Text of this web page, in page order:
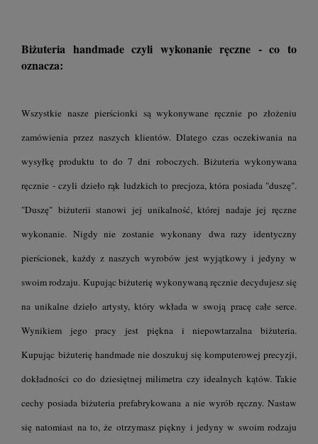
Biżuteria handmade czyli wykonanie ręczne - co to
oznacza:
Wszystkie nasze pierścionki są wykonywane ręcznie po złożeniu
zamówienia przez naszych klientów. Dlatego czas oczekiwania na
wysyłkę produktu to do 7 dni roboczych. Biżuteria wykonywana
ręcznie - czyli dzieło rąk ludzkich to precjoza, która posiada "duszę".
"Duszę" biżuterii stanowi jej unikalność, której nadaje jej ręczne
wykonanie. Nigdy nie zostanie wykonany dwa razy identyczny
pierścionek, każdy z naszych wyrobów jest wyjątkowy i jedyny w
swoim rodzaju. Kupując biżuterię wykonywaną ręcznie decydujesz się
na unikalne dzieło artysty, który wkłada w swoją pracę całe serce.
Wynikiem jego pracy jest piękna i niepowtarzalna biżuteria.
Kupując biżuterię handmade nie doszukuj się komputerowej precyzji,
dokładności co do dziesiętnej milimetra czy idealnych kątów. Takie
cechy posiada biżuteria prefabrykowana a nie wyrób ręczny. Nastaw
się natomiast na to, że otrzymasz piękny i jedyny w swoim rodzaju